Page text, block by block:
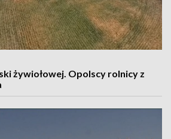
żywiołowej. Opolscy rolnicy z